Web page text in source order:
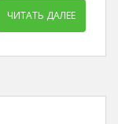
ЧИТАТЬ ДАЛЕЕ